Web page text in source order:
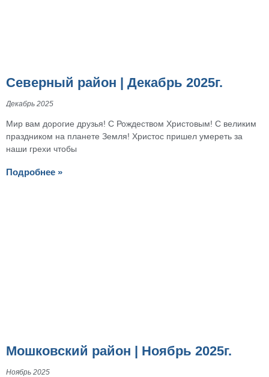
Северный район | Декабрь 2025г.
Декабрь 2025
Мир вам дорогие друзья! С Рождеством Христовым! С великим
праздником на планете Земля! Христос пришел умереть за
наши грехи чтобы
Подробнее »
Мошковский район | Ноябрь 2025г.
Ноябрь 2025